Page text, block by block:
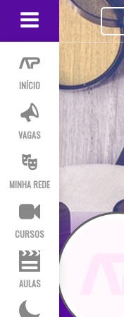
INÍCIO
VAGAS
MINHA REDE
CURSOS
AULAS